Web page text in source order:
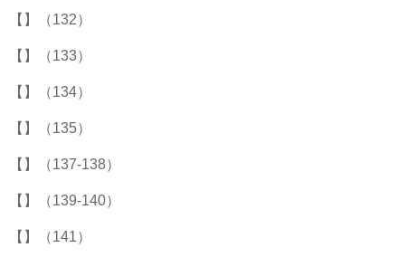
【】（132）
【】（133）
【】（134）
【】（135）
【】（137-138）
【】（139-140）
【】（141）